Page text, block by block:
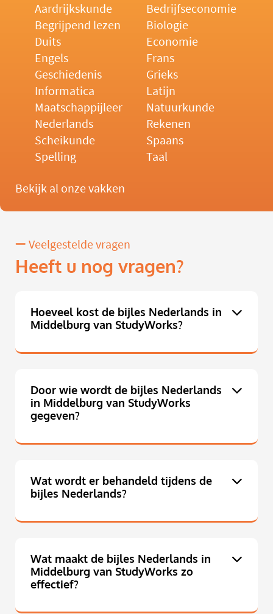
Aardrijkskunde
Bedrijfseconomie
Begrijpend lezen
Biologie
Duits
Economie
Engels
Frans
Geschiedenis
Grieks
Informatica
Latijn
Maatschappijleer
Natuurkunde
Nederlands
Rekenen
Scheikunde
Spaans
Spelling
Taal
Bekijk al onze vakken
Veelgestelde vragen
Heeft u nog vragen?
Hoeveel kost de bijles Nederlands in
Middelburg van StudyWorks?
Door wie wordt de bijles Nederlands
in Middelburg van StudyWorks
gegeven?
Wat wordt er behandeld tijdens de
bijles Nederlands?
Wat maakt de bijles Nederlands in
Middelburg van StudyWorks zo
effectief?